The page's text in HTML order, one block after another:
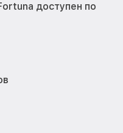
доступен по